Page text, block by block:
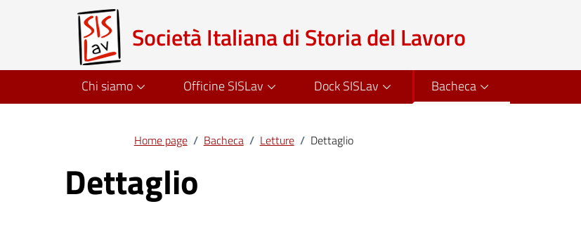
Società Italiana di Storia del Lavoro
Chi siamo Officine SISLav Dock SISLav Bacheca
Home page / Bacheca / Letture / Dettaglio
Dettaglio